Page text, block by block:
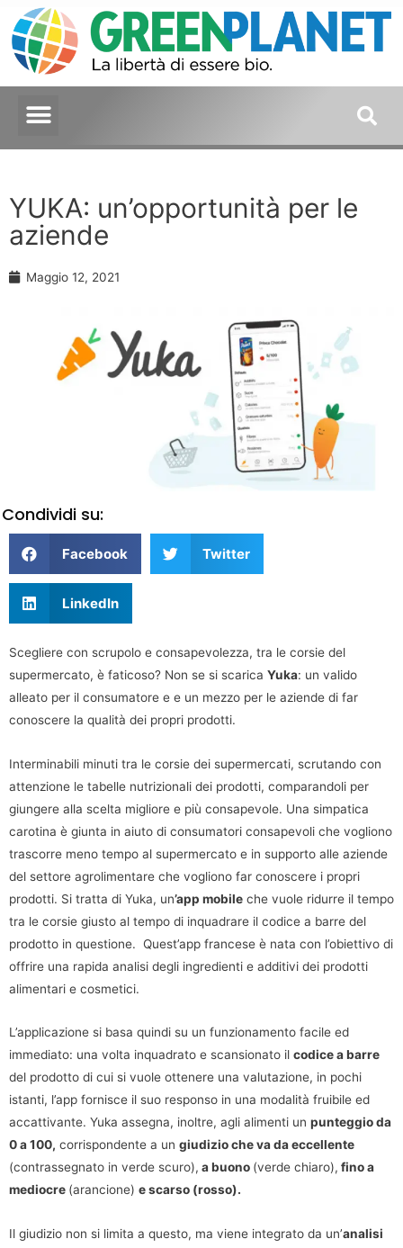
YUKA: un’opportunità per le
aziende
Maggio 12, 2021
Condividi su:
Facebook Twitter
LinkedIn
Scegliere con scrupolo e consapevolezza, tra le corsie del
supermercato, è faticoso? Non se si scarica Yuka: un valido
alleato per il consumatore e e un mezzo per le aziende di far
conoscere la qualità dei propri prodotti.
Interminabili minuti tra le corsie dei supermercati, scrutando con
attenzione le tabelle nutrizionali dei prodotti, comparandoli per
giungere alla scelta migliore e più consapevole. Una simpatica
carotina è giunta in aiuto di consumatori consapevoli che vogliono
trascorre meno tempo al supermercato e in supporto alle aziende
del settore agrolimentare che vogliono far conoscere i propri
prodotti. Si tratta di Yuka, un’app mobile che vuole ridurre il tempo
tra le corsie giusto al tempo di inquadrare il codice a barre del
prodotto in questione. Quest’app francese è nata con l’obiettivo di
offrire una rapida analisi degli ingredienti e additivi dei prodotti
alimentari e cosmetici.
L’applicazione si basa quindi su un funzionamento facile ed
immediato: una volta inquadrato e scansionato il codice a barre
del prodotto di cui si vuole ottenere una valutazione, in pochi
istanti, l’app fornisce il suo responso in una modalità fruibile ed
accattivante. Yuka assegna, inoltre, agli alimenti un punteggio da
0 a 100, corrispondente a un giudizio che va da eccellente
(contrassegnato in verde scuro), a buono (verde chiaro), fino a
mediocre (arancione) e scarso (rosso).
Il giudizio non si limita a questo, ma viene integrato da un’analisi